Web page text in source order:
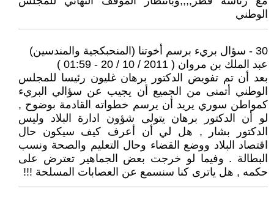
الوطني
30 - سؤال بريء برسم أخوتنا (المنحبكجية والمندسين)
عبد الملك بن مروان ( 2011 / 10 / 20 - 01:59 )
بعد أن تم تفويض الدكتور برهان غليون رئيسا للمجلس
الوطني أتمنى من الجميع أن يجيب عن سؤالي البريء
كمواطن سوري يريد أن يرسم خطواته القادمة بوضوح ,
لو أن الدكتور برهان يتولى شؤون ادارة البلاد وليس
الدكتور بشار , هل لي أن أعرف كيف سيكون حال
اقتصاد البلاد ووضع القضاء وحال التعليم والصحة ونسب
البطالة . وفيما لو خرجت بعض الجماهير تعترض على
حكمه , هل ياترى كنا سنسمع عن العصابات المسلحة !!!